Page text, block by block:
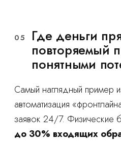
05 Где деньги
повторяемый
понятными
Самый наглядный пример
автоматизация
заявок 24/7. Физические
до 30% входящих